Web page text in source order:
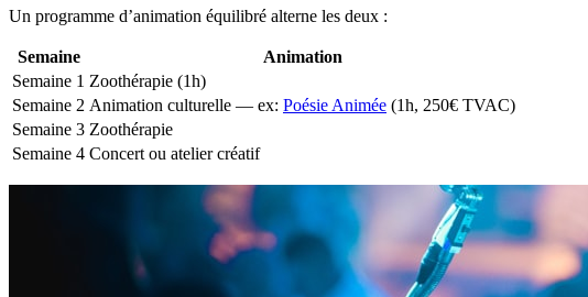
Un programme d’animation équilibré alterne les deux :
Semaine
Animation
Semaine 1 Zoothérapie (1h)
Semaine 2 Animation culturelle — ex: Poésie Animée (1h, 250€ TVAC)
Semaine 3 Zoothérapie
Semaine 4 Concert ou atelier créatif